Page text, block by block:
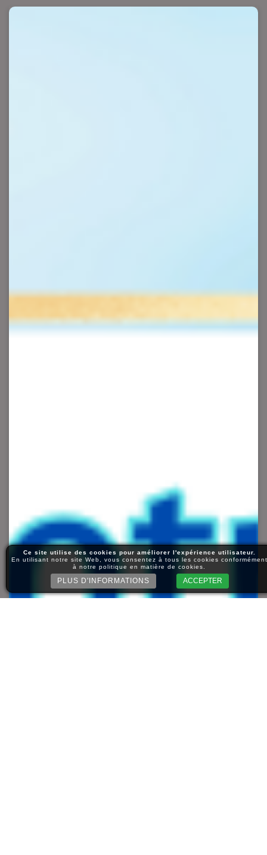
Ce site utilise des cookies pour améliorer l'expérience utilisateur.
En utilisant notre site Web, vous consentez à tous les cookies conformément
à notre politique en matière de cookies.
PLUS D'INFORMATIONS ACCEPTER